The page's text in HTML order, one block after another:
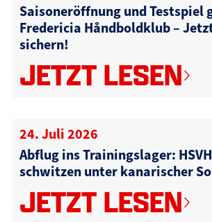
Saisoneröffnung und Testspiel
Fredericia Håndboldklub –
sichern!
JETZT LESEN
24. Juli 2026
Abflug ins Trainingslager:
schwitzen unter kanarischer
JETZT LESEN